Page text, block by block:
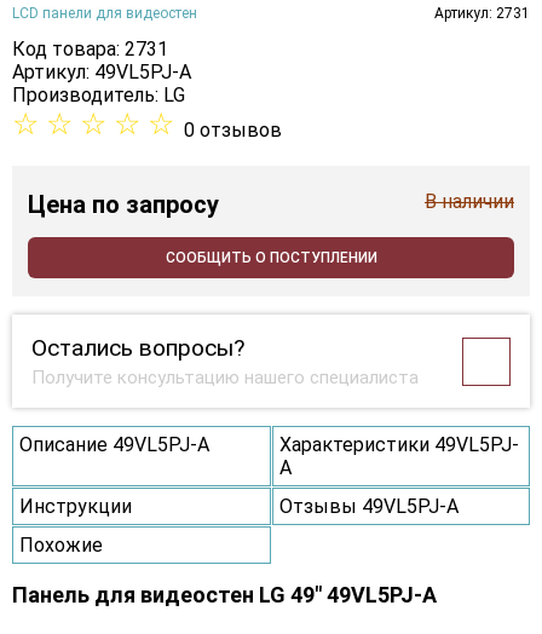
LCD панели для видеостен Артикул: 2731
Код товара: 2731
Артикул: 49VL5PJ-A
Производитель: LG
☆ ☆ ☆ ☆ ☆ 0 отзывов
Цена по запросу В наличии
СООБЩИТЬ О ПОСТУПЛЕНИИ
Остались вопросы?
Получите консультацию нашего специалиста
Описание 49VL5PJ-A
Характеристики 49VL5PJ-
A
Инструкции
Отзывы 49VL5PJ-A
Похожие
Панель для видеостен LG 49" 49VL5PJ-A